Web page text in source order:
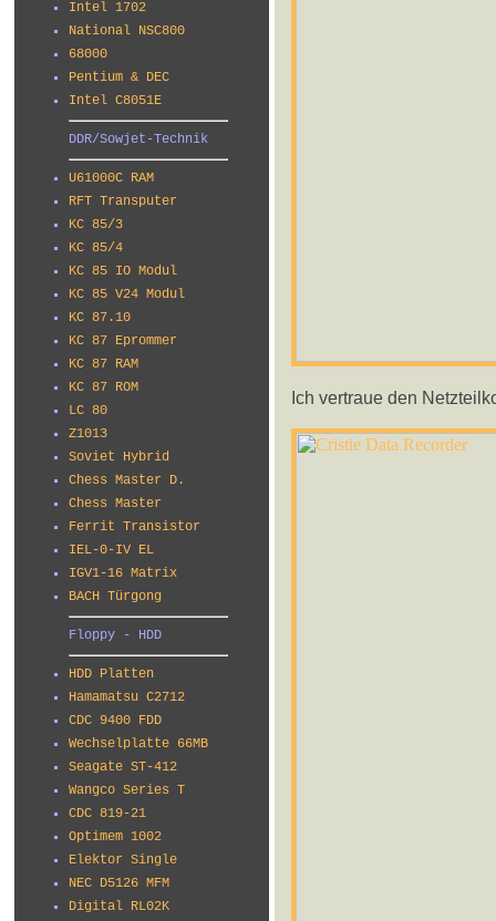
Intel 1702
National NSC800
68000
Pentium & DEC
Intel C8051E
DDR/Sowjet-Technik
U61000C RAM
RFT Transputer
KC 85/3
KC 85/4
KC 85 IO Modul
KC 85 V24 Modul
KC 87.10
KC 87 Eprommer
KC 87 RAM
KC 87 ROM
LC 80
Z1013
Soviet Hybrid
Chess Master D.
Chess Master
Ferrit Transistor
IEL-0-IV EL
IGV1-16 Matrix
BACH Türgong
Floppy - HDD
HDD Platten
Hamamatsu C2712
CDC 9400 FDD
Wechselplatte 66MB
Seagate ST-412
Wangco Series T
CDC 819-21
Optimem 1002
Elektor Single
NEC D5126 MFM
Digital RL02K
Ich vertraue den